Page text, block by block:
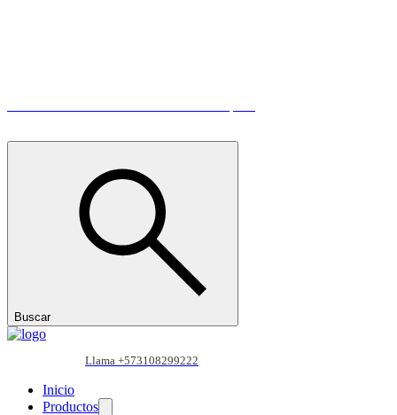
Buscar
Llama +573108299222
Inicio
Productos